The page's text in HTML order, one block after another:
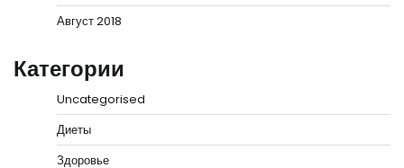
Август 2018
Категории
Uncategorised
Диеты
Здоровье